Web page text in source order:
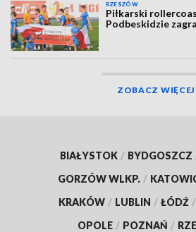
RZESZÓW
Piłkarski
Podbeskidzie
ZOBACZ WIĘCEJ
BIAŁYSTOK / BYDGOSZCZ
GORZÓW WLKP. /
KRAKÓW / LUBLIN / ŁÓDŹ /
OPOLE / POZNAŃ /